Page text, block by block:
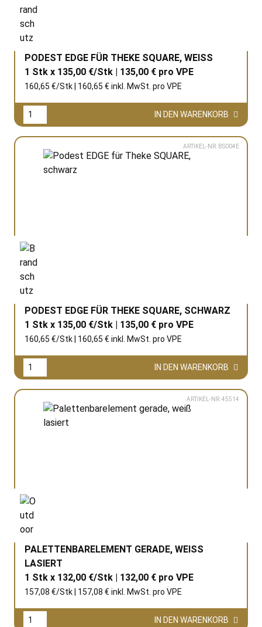
PODEST EDGE FÜR THEKE SQUARE, WEISS
1 Stk x 135,00 €/Stk | 135,00 € pro VPE
160,65 €/Stk | 160,65 € inkl. MwSt. pro VPE
IN DEN WARENKORB
ARTIKEL-NR: BS004E
PODEST EDGE FÜR THEKE SQUARE, SCHWARZ
1 Stk x 135,00 €/Stk | 135,00 € pro VPE
160,65 €/Stk | 160,65 € inkl. MwSt. pro VPE
IN DEN WARENKORB
ARTIKEL-NR: 45514
PALETTENBARELEMENT GERADE, WEISS L
ASIERT
1 Stk x 132,00 €/Stk | 132,00 € pro VPE
157,08 €/Stk | 157,08 € inkl. MwSt. pro VPE
IN DEN WARENKORB